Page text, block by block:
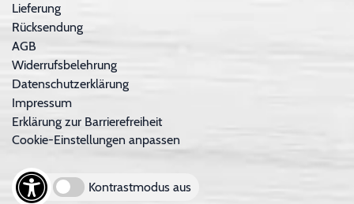
Lieferung
Rücksendung
AGB
Widerrufsbelehrung
Datenschutzerklärung
Impressum
Erklärung zur Barrierefreiheit
Cookie-Einstellungen anpassen
Kontrastmodus aus